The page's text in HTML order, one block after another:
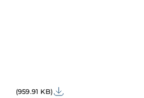
(959.91 KB)